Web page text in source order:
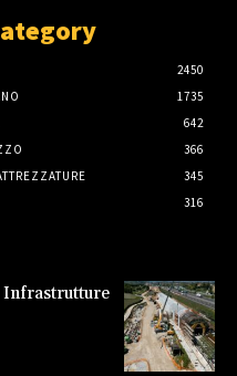
2450
1735
642
366
345
316
Infrastrutture